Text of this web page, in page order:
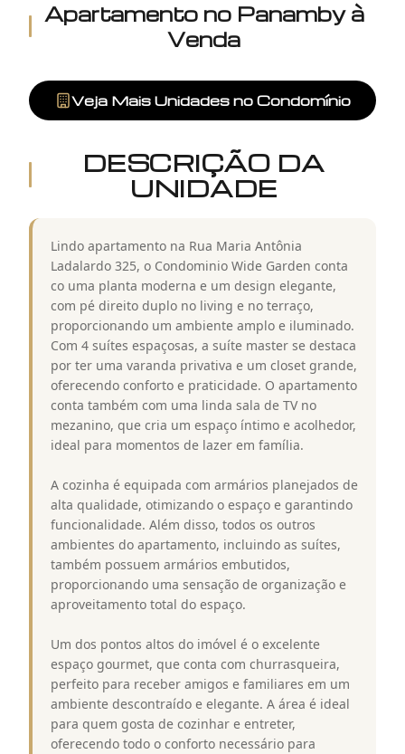
Apartamento no Panamby à
Venda
Veja Mais Unidades no Condomínio
DESCRIÇÃO DA
UNIDADE
Lindo apartamento na Rua Maria Antônia
Ladalardo 325, o Condominio Wide Garden conta
co uma planta moderna e um design elegante,
com pé direito duplo no living e no terraço,
proporcionando um ambiente amplo e iluminado.
Com 4 suítes espaçosas, a suíte master se destaca
por ter uma varanda privativa e um closet grande,
oferecendo conforto e praticidade. O apartamento
conta também com uma linda sala de TV no
mezanino, que cria um espaço íntimo e acolhedor,
ideal para momentos de lazer em família.
A cozinha é equipada com armários planejados de
alta qualidade, otimizando o espaço e garantindo
funcionalidade. Além disso, todos os outros
ambientes do apartamento, incluindo as suítes,
também possuem armários embutidos,
proporcionando uma sensação de organização e
aproveitamento total do espaço.
Um dos pontos altos do imóvel é o excelente
espaço gourmet, que conta com churrasqueira,
perfeito para receber amigos e familiares em um
ambiente descontraído e elegante. A área é ideal
para quem gosta de cozinhar e entreter,
oferecendo todo o conforto necessário para